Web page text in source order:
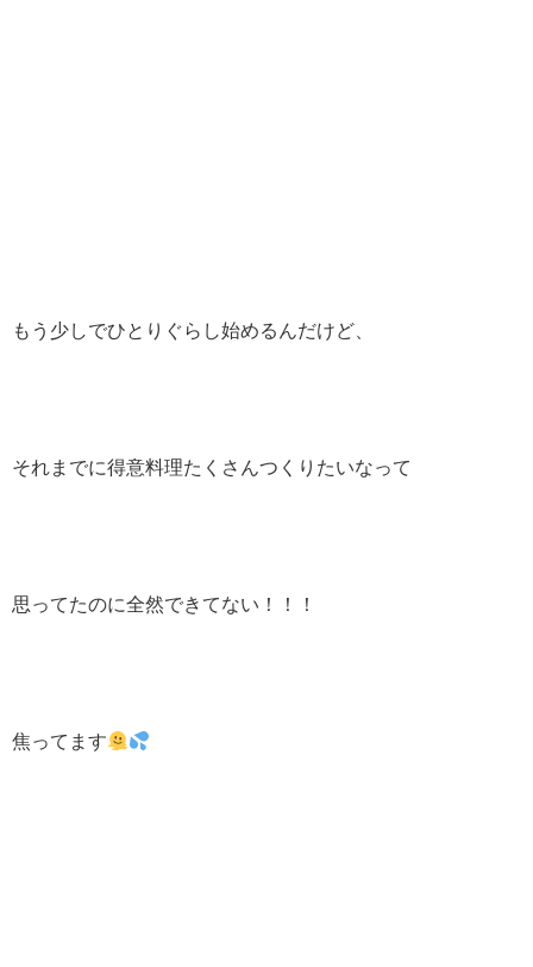
もう少しでひとりぐらし始めるんだけど、
それまでに得意料理たくさんつくりたいなって
思ってたのに全然できてない！！！
焦ってます